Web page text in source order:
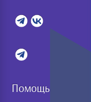
Помощь